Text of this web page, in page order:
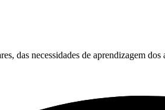
das necessidades de aprendizagem